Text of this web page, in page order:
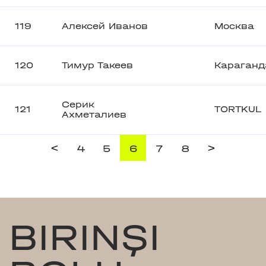
119 Алексей Иванов Москва
120 Тимур Такеев
121
Серик
Ахметалиев
TORTKUL
< 4 5 6 7 8 >
BIRINŞI